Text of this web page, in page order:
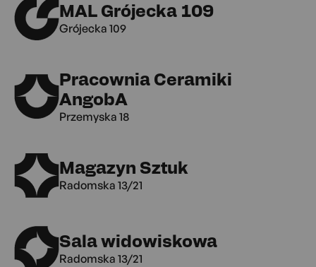
MAL Grójecka 109
Grójecka 109
Pracownia Ceramiki
AngobA
Przemyska 18
Magazyn Sztuk
Radomska 13/21
Sala widowiskowa
Radomska 13/21